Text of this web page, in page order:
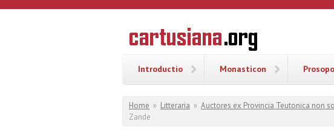
Overslaan en naar de inhoud gaan
CARTUSIANA
Geschiedenis
van de
Introductio Monasticon
U bent hier
Home » Litteraria » Auctores ex Provincia Teutonica non
Zande